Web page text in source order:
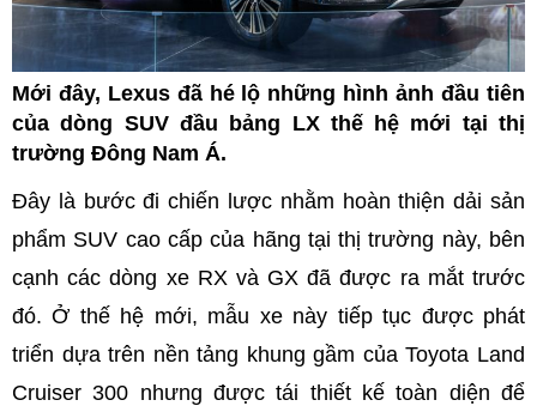
Mới đây, Lexus đã hé lộ những hình ảnh đầu tiên
của dòng SUV đầu bảng LX thế hệ mới tại thị
trường Đông Nam Á.
Đây là bước đi chiến lược nhằm hoàn thiện dải sản
phẩm SUV cao cấp của hãng tại thị trường này, bên
cạnh các dòng xe RX và GX đã được ra mắt trước
đó. Ở thế hệ mới, mẫu xe này tiếp tục được phát
triển dựa trên nền tảng khung gầm của Toyota Land
Cruiser 300 nhưng được tái thiết kế toàn diện để